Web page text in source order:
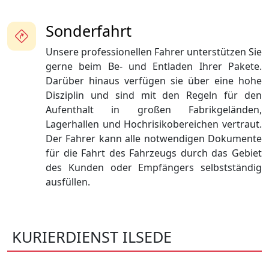
Sonderfahrt
Unsere professionellen Fahrer unterstützen Sie
gerne beim Be- und Entladen Ihrer Pakete.
Darüber hinaus verfügen sie über eine hohe
Disziplin und sind mit den Regeln für den
Aufenthalt in großen Fabrikgeländen,
Lagerhallen und Hochrisikobereichen vertraut.
Der Fahrer kann alle notwendigen Dokumente
für die Fahrt des Fahrzeugs durch das Gebiet
des Kunden oder Empfängers selbstständig
ausfüllen.
KURIERDIENST ILSEDE